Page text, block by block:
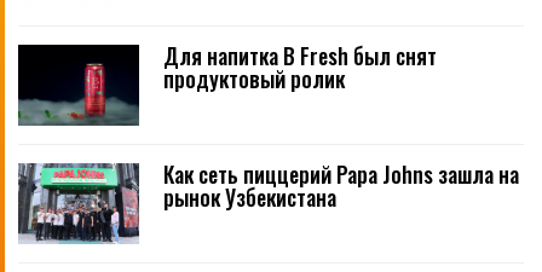
Для напитка B Fresh был снят
продуктовый ролик
Как сеть пиццерий Papa Johns зашла на
рынок Узбекистана